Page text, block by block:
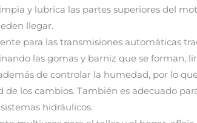
y lubrica las partes superiores del
llegar.
para las transmisiones automáticas
las gomas y barniz que se forman,
de controlar la humedad, por lo
los cambios. También es adecuado
hidráulicos.